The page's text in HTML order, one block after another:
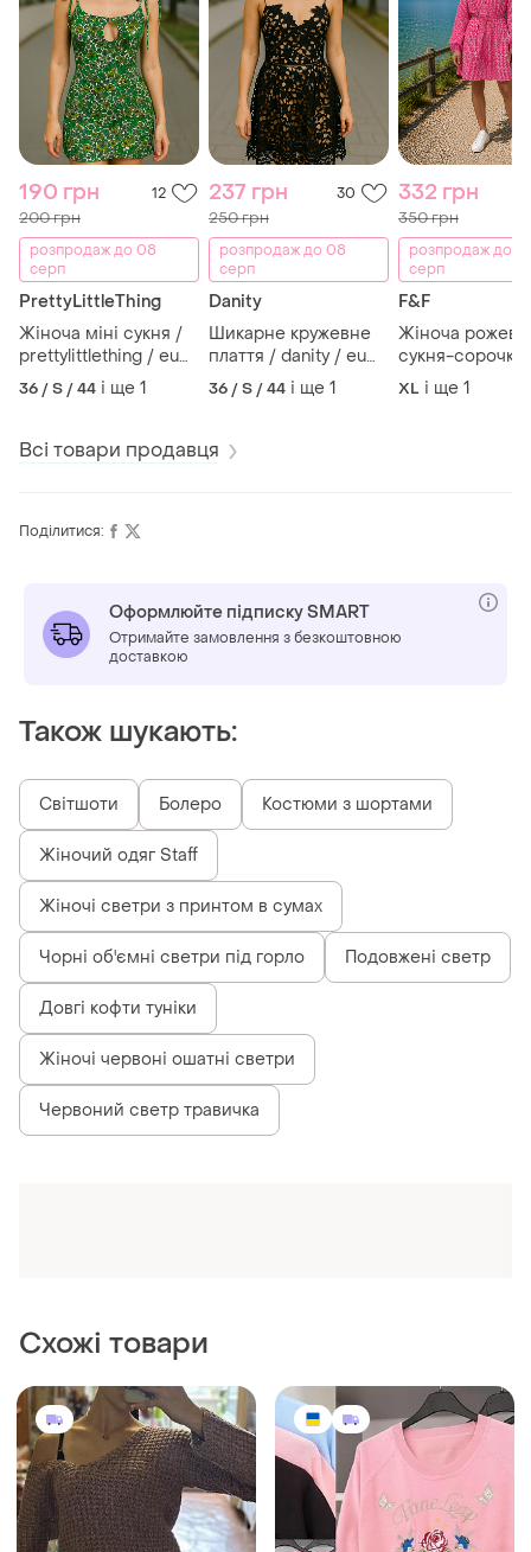
190 грн 12
200 грн
розпродаж до 08
серп
PrettyLittleThing
Жіноча міні сукня /
prettylittlething / eu
36-38 / s-m / стан
ідеальний !!!
36 / S / 44 і ще 1
237 грн 30
250 грн
розпродаж до 08
серп
Danity
Шикарне кружевне
плаття / danity / eu
36-38 / s-m / стан
ідеальний !!!
36 / S / 44 і ще 1
332 грн
350 грн
розпродаж до
серп
F&F
Жіноча рожева
сукня-сорочка
поясом, міні
f&f / eu 42-44 /
XL і ще 1
Всі товари продавця
Поділитися:
Оформлюйте підписку SMART
Отримайте замовлення з безкоштовною
доставкою
Також шукають:
Світшоти Болеро Костюми з шортами
Жіночий одяг Staff
Жіночі светри з принтом в сумах
Чорні об'ємні светри під горло Подовжені светр
Довгі кофти туніки
Жіночі червоні ошатні светри
Червоний светр травичка